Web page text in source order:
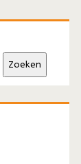
Zoeken